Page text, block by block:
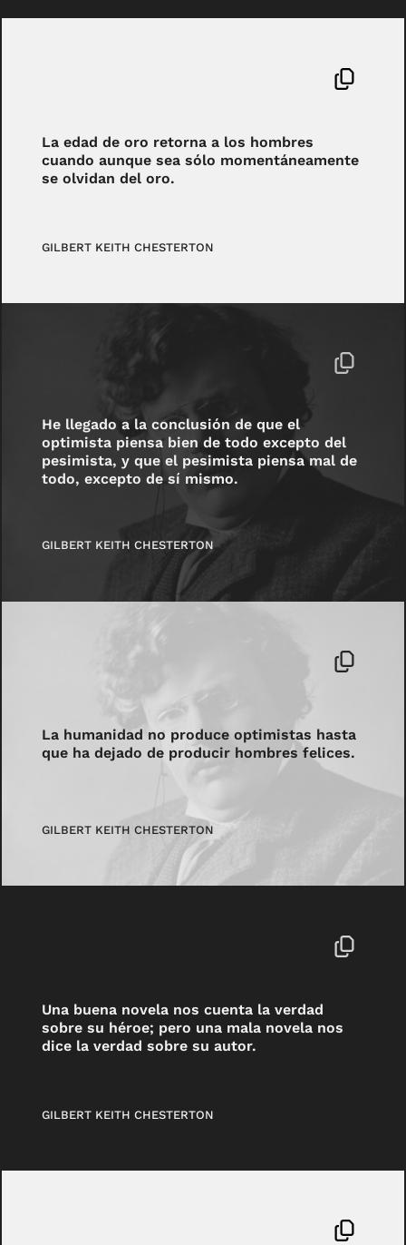
La edad de oro retorna a los hombres
cuando aunque sea sólo momentáneamente
se olvidan del oro.
GILBERT KEITH CHESTERTON
He llegado a la conclusión de que el
optimista piensa bien de todo excepto del
pesimista, y que el pesimista piensa mal de
todo, excepto de sí mismo.
GILBERT KEITH CHESTERTON
La humanidad no produce optimistas hasta
que ha dejado de producir hombres felices.
GILBERT KEITH CHESTERTON
Una buena novela nos cuenta la verdad
sobre su héroe; pero una mala novela nos
dice la verdad sobre su autor.
GILBERT KEITH CHESTERTON